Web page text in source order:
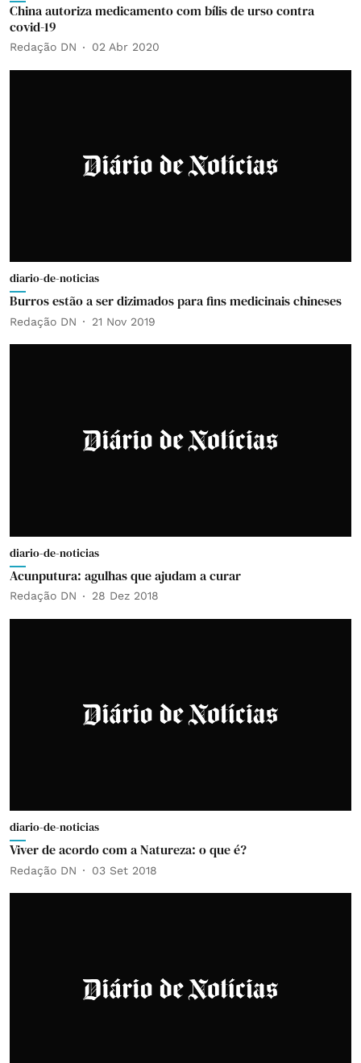
China autoriza medicamento com bílis de urso contra
covid-19
Redação DN 02 Abr 2020
diario-de-noticias
Burros estão a ser dizimados para fins medicinais chineses
Redação DN 21 Nov 2019
diario-de-noticias
Acunputura: agulhas que ajudam a curar
Redação DN 28 Dez 2018
diario-de-noticias
Viver de acordo com a Natureza: o que é?
Redação DN 03 Set 2018